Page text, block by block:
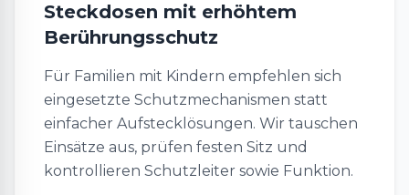
Steckdosen mit erhöhtem
Berührungsschutz
Für Familien mit Kindern empfehlen sich
eingesetzte Schutzmechanismen statt
einfacher Aufstecklösungen. Wir tauschen
Einsätze aus, prüfen festen Sitz und
kontrollieren Schutzleiter sowie Funktion.